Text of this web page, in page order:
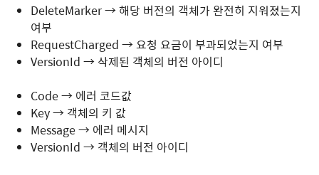
DeleteMarker → 해당 버전의 객체가 완전히 지워졌는지
여부
RequestCharged → 요청 요금이 부과되었는지 여부
VersionId → 삭제된 객체의 버전 아이디
Code → 에러 코드값
Key → 객체의 키 값
Message → 에러 메시지
VersionId → 객체의 버전 아이디